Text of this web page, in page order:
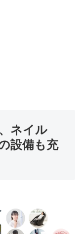
ネイル
設備も充